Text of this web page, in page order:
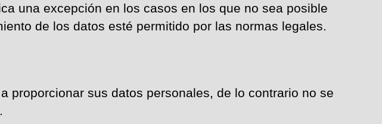
una excepción en los casos en los que no sea posible
de los datos esté permitido por las normas legales.
proporcionar sus datos personales, de lo contrario no se